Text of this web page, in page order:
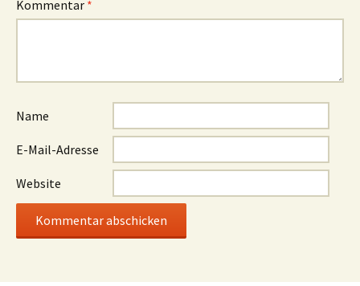
Kommentar *
Name
E-Mail-Adresse
Website